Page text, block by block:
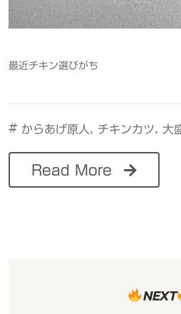
最近チキン選びがち
# からあげ原人 チキンカツ 大
Read More
NEXT